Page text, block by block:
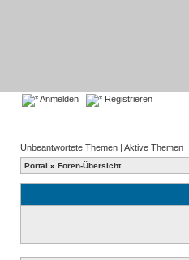
Anmelden Registrieren
Unbeantwortete Themen | Aktive Themen
Portal » Foren-Übersicht